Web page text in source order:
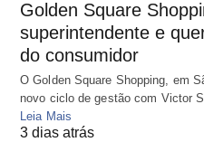
Golden Square
superintendente e
do consumidor
O Golden Square Shopping, em
novo ciclo de gestão com Victor
Leia Mais
3 dias atrás